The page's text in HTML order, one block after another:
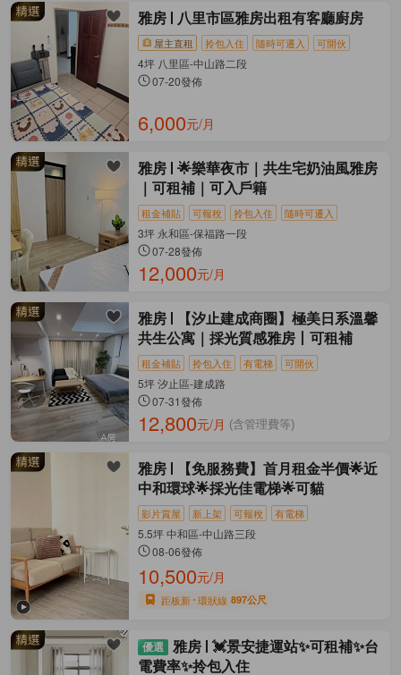
雅房 八里市區雅房出租有客廳廚房
屋主直租 拎包入住 隨時可遷入 可開伙
4坪 八里區-中山路二段
07-20發佈
6,000元/月
雅房
🌟樂華夜市｜共生宅奶油風雅房
｜可租補｜可入戶籍
租金補貼 可報稅 拎包入住 隨時可遷入
3坪 永和區-保福路一段
07-28發佈
12,000元/月
雅房
【汐止建成商圈】極美日系溫馨
共生公寓｜採光質感雅房丨可租補
租金補貼 拎包入住 有電梯 可開伙
5坪 汐止區-建成路
07-31發佈
12,800元/月 (含管理費等)
雅房
【免服務費】首月租金半價🌟近
中和環球🌟採光佳電梯🌟可貓
影片賞屋 新上架 可報稅 有電梯
5.5坪 中和區-中山路三段
08-06發佈
10,500元/月
距板新 環狀線 897公尺
雅房
💓景安捷運站✨可租補✨台
電費率✨拎包入住